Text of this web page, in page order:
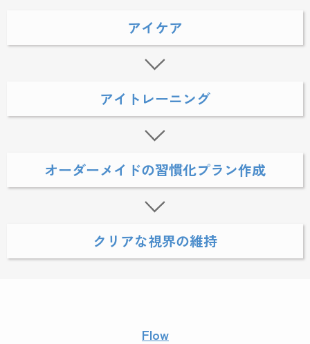
アイケア
アイトレーニング
オーダーメイドの習慣化プラン作成
クリアな視界の維持
Flow